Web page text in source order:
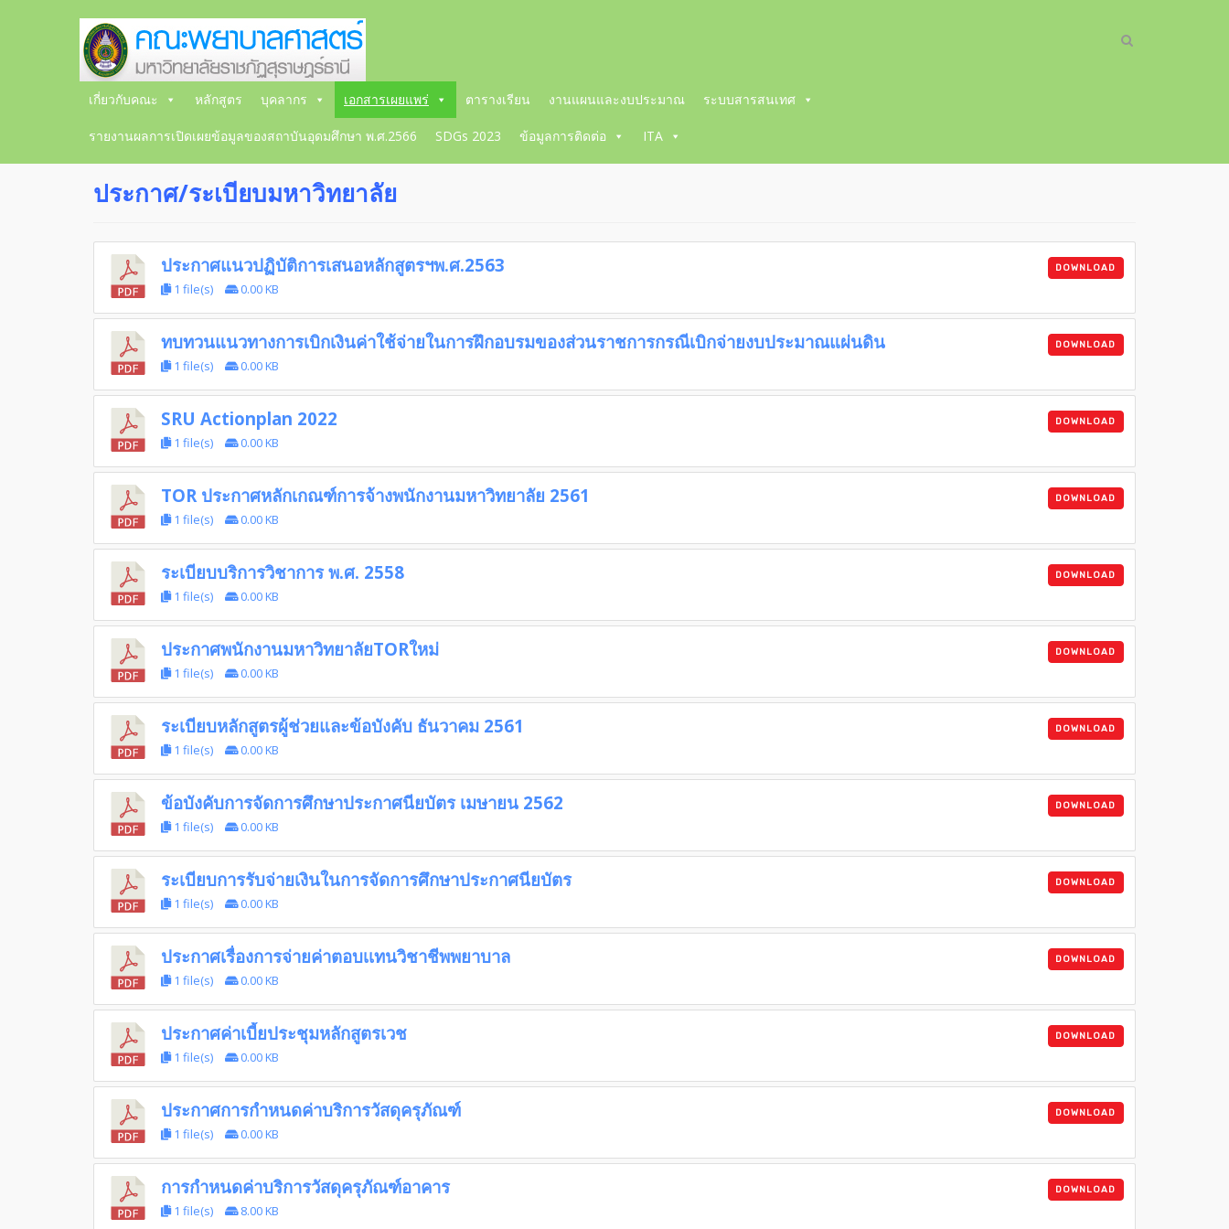
เกี่ยวกับคณะ หลักสูตร บุคลากร เอกสารเผยแพร่ ตารางเรียน งานแผนและงบประมาณ ระบบสารสนเทศ
รายงานผลการเปิดเผยข้อมูลของสถาบันอุดมศึกษา พ.ศ.2566 SDGs 2023 ข้อมูลการติดต่อ ITA
ประกาศ/ระเบียบมหาวิทยาลัย
ประกาศแนวปฏิบัติการเสนอหลักสูตรฯพ.ศ.2563
1 file(s) 0.00 KB
DOWNLOAD
ทบทวนแนวทางการเบิกเงินค่าใช้จ่ายในการฝึกอบรมของส่วนราชการกรณีเบิกจ่ายงบประมาณแผ่นดิน
1 file(s) 0.00 KB
DOWNLOAD
SRU Actionplan 2022
1 file(s) 0.00 KB
DOWNLOAD
TOR ประกาศหลักเกณฑ์การจ้างพนักงานมหาวิทยาลัย 2561
1 file(s) 0.00 KB
DOWNLOAD
ระเบียบบริการวิชาการ พ.ศ. 2558
1 file(s) 0.00 KB
DOWNLOAD
ประกาศพนักงานมหาวิทยาลัยTORใหม่
1 file(s) 0.00 KB
DOWNLOAD
ระเบียบหลักสูตรผู้ช่วยและข้อบังคับ ธันวาคม 2561
1 file(s) 0.00 KB
DOWNLOAD
ข้อบังคับการจัดการศึกษาประกาศนียบัตร เมษายน 2562
1 file(s) 0.00 KB
DOWNLOAD
ระเบียบการรับจ่ายเงินในการจัดการศึกษาประกาศนียบัตร
1 file(s) 0.00 KB
DOWNLOAD
ประกาศเรื่องการจ่ายค่าตอบเเทนวิชาชีพพยาบาล
1 file(s) 0.00 KB
DOWNLOAD
ประกาศค่าเบี้ยประชุมหลักสูตรเวช
1 file(s) 0.00 KB
DOWNLOAD
ประกาศการกำหนดค่าบริการวัสดุครุภัณฑ์
1 file(s) 0.00 KB
DOWNLOAD
การกำหนดค่าบริการวัสดุครุภัณฑ์อาคาร
1 file(s) 8.00 KB
DOWNLOAD